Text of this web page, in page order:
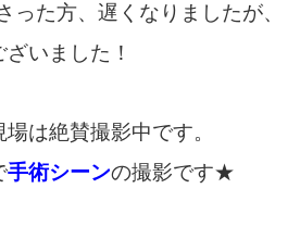
った方、遅くなりましたが、
いました！
は絶賛撮影中です。
手術シーンの撮影です★